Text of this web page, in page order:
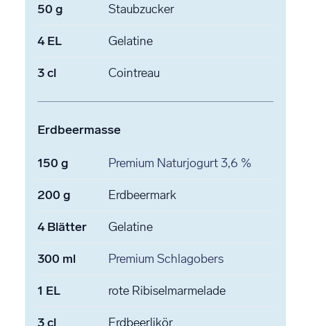
50 g Staubzucker
4EL Gelatine
3cl Cointreau
Erdbeermasse
150 g Premium Naturjogurt3,6 %
200 g Erdbeermark
4Blätter Gelatine
300 ml Premium Schlagobers
1 EL rote Ribiselmarmelade
3cl Erdbeerlikör